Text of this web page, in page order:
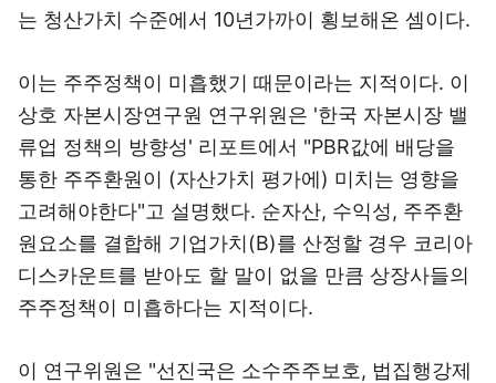
는 청산가치 수준에서 10년가까이 횡보해온 셈이다.
이는 주주정책이 미흡했기 때문이라는 지적이다. 이
상호 자본시장연구원 연구위원은 '한국 자본시장 밸
류업 정책의 방향성' 리포트에서 "PBR값에 배당을
통한 주주환원이 (자산가치 평가에) 미치는 영향을
고려해야한다"고 설명했다. 순자산, 수익성, 주주환
원요소를 결합해 기업가치(B)를 산정할 경우 코리아
디스카운트를 받아도 할 말이 없을 만큼 상장사들의
주주정책이 미흡하다는 지적이다.
이 연구위원은 "선진국은 소수주주보호, 법집행강제